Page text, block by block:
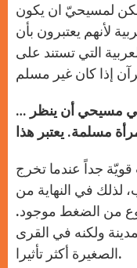
لمسيحيّ ان يكون
لأنهم يعتبرون بأن
التي تستند على
… طبعاً، كيف يمكن لطبيب نسائي مسيحي أن ينظر
مسلمة. يعتبر هذا
قويّة جداً عندما تخرج
لذلك في النهاية من
من الضغط موجود.
ولكنه في القرى
الصغيرة أكثر تأثيرا.